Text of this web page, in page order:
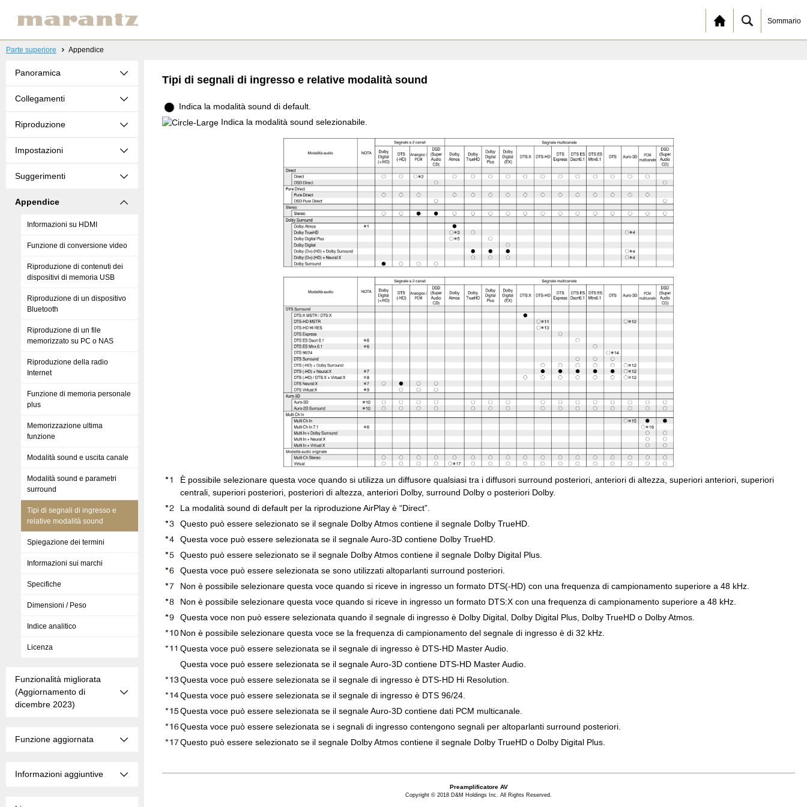
Sommario
Parte superiore Appendice
Panoramica
Collegamenti
Riproduzione
Impostazioni
Suggerimenti
Appendice
Informazioni su HDMI
Funzione di conversione video
Riproduzione di contenuti dei
dispositivi di memoria USB
Riproduzione di un dispositivo
Bluetooth
Riproduzione di un file
memorizzato su PC o NAS
Riproduzione della radio
Internet
Funzione di memoria personale
plus
Memorizzazione ultima
funzione
Modalità sound e uscita canale
Modalità sound e parametri
surround
Tipi di segnali di ingresso e
relative modalità sound
Spiegazione dei termini
Informazioni sui marchi
Specifiche
Dimensioni / Peso
Indice analitico
Licenza
Funzionalità migliorata
(Aggiornamento di
dicembre 2023)
Funzione aggiornata
Informazioni aggiuntive
Tipi di segnali di ingresso e relative modalità sound
Indica la modalità sound di default.
Indica la modalità sound selezionabile.
È possibile selezionare questa voce quando si utilizza un diffusore qualsiasi tra i diffusori surround posteriori, anteriori di altezza, superiori anteriori, superiori
centrali, superiori posteriori, posteriori di altezza, anteriori Dolby, surround Dolby o posteriori Dolby.
La modalità sound di default per la riproduzione AirPlay è “Direct”.
Questo può essere selezionato se il segnale Dolby Atmos contiene il segnale Dolby TrueHD.
Questa voce può essere selezionata se il segnale Auro-3D contiene Dolby TrueHD.
Questo può essere selezionato se il segnale Dolby Atmos contiene il segnale Dolby Digital Plus.
Questa voce può essere selezionata se sono utilizzati altoparlanti surround posteriori.
Non è possibile selezionare questa voce quando si riceve in ingresso un formato DTS(-HD) con una frequenza di campionamento superiore a 48 kHz.
Non è possibile selezionare questa voce quando si riceve in ingresso un formato DTS:X con una frequenza di campionamento superiore a 48 kHz.
Questa voce non può essere selezionata quando il segnale di ingresso è Dolby Digital, Dolby Digital Plus, Dolby TrueHD o Dolby Atmos.
Non è possibile selezionare questa voce se la frequenza di campionamento del segnale di ingresso è di 32 kHz.
Questa voce può essere selezionata se il segnale di ingresso è DTS-HD Master Audio.
Questa voce può essere selezionata se il segnale Auro-3D contiene DTS-HD Master Audio.
Questa voce può essere selezionata se il segnale di ingresso è DTS-HD Hi Resolution.
Questa voce può essere selezionata se il segnale di ingresso è DTS 96/24.
Questa voce può essere selezionata se il segnale Auro-3D contiene dati PCM multicanale.
Questa voce può essere selezionata se i segnali di ingresso contengono segnali per altoparlanti surround posteriori.
Questo può essere selezionato se il segnale Dolby Atmos contiene il segnale Dolby TrueHD o Dolby Digital Plus.
Preamplificatore AV
Copyright © 2018 D&M Holdings Inc. All Rights Reserved.